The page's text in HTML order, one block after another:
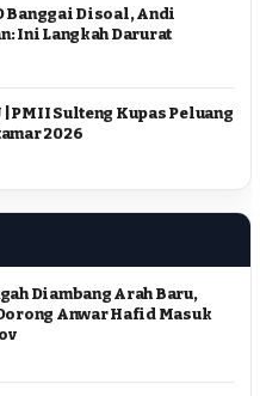
Banggai Disoal, Andi
Ini Langkah Darurat
| PMII Sulteng Kupas Peluang
2026
Diambang Arah Baru,
Anwar Hafid Masuk